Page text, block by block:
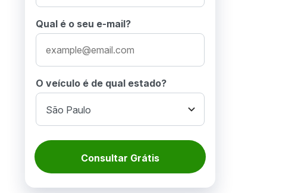
Qual é o seu e-mail?
O veículo é de qual estado?
Consultar Grátis